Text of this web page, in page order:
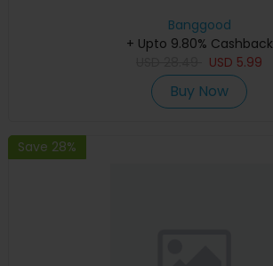
Banggood
+ Upto 9.80% Cashback
USD 5.99
Buy Now
Save 28%